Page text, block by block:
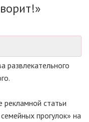
развлекательного
статьи
прогулок» на